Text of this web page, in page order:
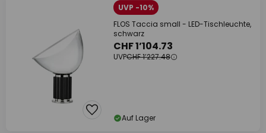
UVP -10%
FLOS Taccia small - LED-Tischleuchte,
schwarz
CHF 1’104.73
UVPCHF 1’227.48
Auf Lager